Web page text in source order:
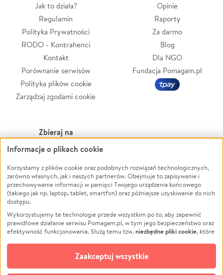
Jak to działa?
Regulamin
Polityka Prywatności
RODO - Kontrahenci
Kontakt
Porównanie serwisów
Polityka plików cookie
Zarządzaj zgodami cookie
Opinie
Raporty
Za darmo
Blog
Dla NGO
Fundacja Pomagam.pl
Zbieraj na
Leczenie
Zwierzęta
Pożar
Ukraina
Pomoc Finansowa
Projekty
Pogrzeb
Społeczność lokalna
Kultura
Powódź
Wichura
NGO
Edukacja
Podróż
Impreza
Ochrona środowiska
Biznes
Informacje o plikach cookie
Korzystamy z plików cookie oraz podobnych rozwiązań technologicznych,
zarówno własnych, jak i naszych partnerów. Obejmuje to zapisywanie i
przechowywanie informacji w pamięci Twojego urządzenia końcowego
(takiego jak np. laptop, tablet, smartfon) oraz późniejsze uzyskiwanie do nich
dostępu.
Wykorzystujemy te technologie przede wszystkim po to, aby zapewnić
prawidłowe działanie serwisu Pomagam.pl, w tym jego bezpieczeństwo oraz
efektywność funkcjonowania. Służą temu tzw.niezbędne pliki cookie, które
opcjonalnych plików cookie
technologii do celów analitycznych i retargetingowych. Możesz wyrazić
zgodę na ich stosowanie lub jej odmówić. W dowolnym momencie masz
Zaakceptuj wszystkie